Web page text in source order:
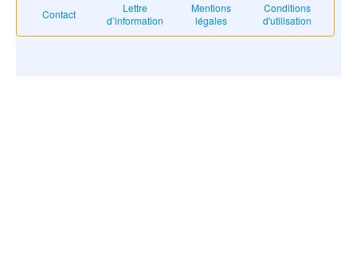
Contact
Lettre
d’information
Mentions
légales
Conditions
d'utilisation